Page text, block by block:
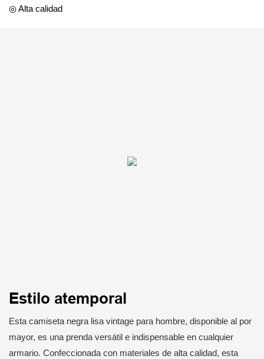
◎ Alta calidad
Estilo atemporal
Esta camiseta negra lisa vintage para hombre, disponible al por
mayor, es una prenda versátil e indispensable en cualquier
armario. Confeccionada con materiales de alta calidad, esta